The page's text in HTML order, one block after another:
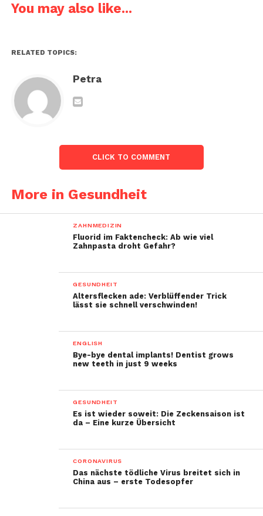
You may also like...
RELATED TOPICS:
Petra
CLICK TO COMMENT
More in Gesundheit
ZAHNMEDIZIN
Fluorid im Faktencheck: Ab wie viel
Zahnpasta droht Gefahr?
GESUNDHEIT
Altersflecken ade: Verblüffender Trick
lässt sie schnell verschwinden!
ENGLISH
Bye-bye dental implants! Dentist grows
new teeth in just 9 weeks
GESUNDHEIT
Es ist wieder soweit: Die Zeckensaison ist
da – Eine kurze Übersicht
CORONAVIRUS
Das nächste tödliche Virus breitet sich in
China aus – erste Todesopfer